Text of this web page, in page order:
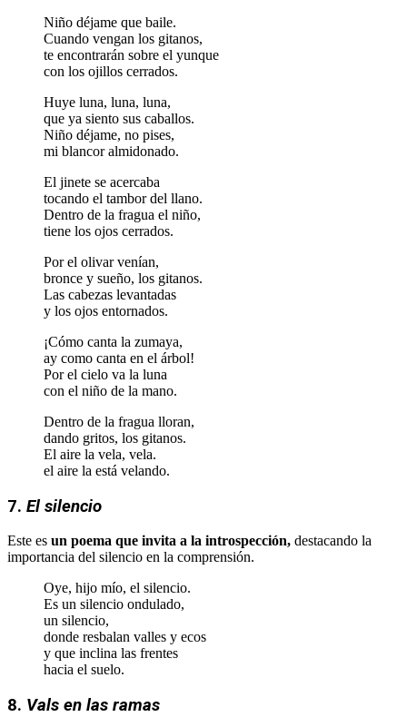
Niño déjame que baile.
Cuando vengan los gitanos,
te encontrarán sobre el yunque
con los ojillos cerrados.
Huye luna, luna, luna,
que ya siento sus caballos.
Niño déjame, no pises,
mi blancor almidonado.
El jinete se acercaba
tocando el tambor del llano.
Dentro de la fragua el niño,
tiene los ojos cerrados.
Por el olivar venían,
bronce y sueño, los gitanos.
Las cabezas levantadas
y los ojos entornados.
¡Cómo canta la zumaya,
ay como canta en el árbol!
Por el cielo va la luna
con el niño de la mano.
Dentro de la fragua lloran,
dando gritos, los gitanos.
El aire la vela, vela.
el aire la está velando.
7. El silencio
Este es un poema que invita a la introspección, destacando la
importancia del silencio en la comprensión.
Oye, hijo mío, el silencio.
Es un silencio ondulado,
un silencio,
donde resbalan valles y ecos
y que inclina las frentes
hacia el suelo.
8. Vals en las ramas